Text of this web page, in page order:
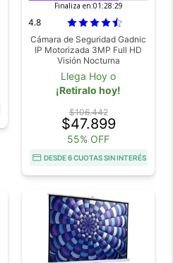
Finaliza en:01:28:27
4.8
Cámara de Seguridad Gadnic
IP Motorizada 3MP Full HD
Visión Nocturna
Llega Hoy o
¡Retiralo hoy!
$106.442
$47.899
55% OFF
DESDE 6 CUOTAS SIN INTERÉS